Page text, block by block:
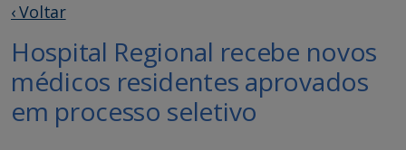
‹ Voltar
Hospital Regional recebe novos
médicos residentes aprovados
em processo seletivo